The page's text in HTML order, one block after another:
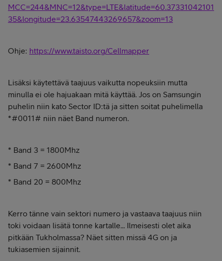
MCC=244&MNC=12&type=LTE&latitude=60.37331042101
35&longitude=23.63547443269657&zoom=13
Ohje: https://www.taisto.org/Cellmapper
Lisäksi käytettävä taajuus vaikutta nopeuksiin mutta
minulla ei ole hajuakaan mitä käyttää. Jos on Samsungin
puhelin niin kato Sector ID:tä ja sitten soitat puhelimella
*#0011# niin näet Band numeron.
* Band 3 = 1800Mhz
* Band 7 = 2600Mhz
* Band 20 = 800Mhz
Kerro tänne vain sektori numero ja vastaava taajuus niin
toki voidaan lisätä tonne kartalle... Ilmeisesti olet aika
pitkään Tukholmassa? Näet sitten missä 4G on ja
tukiasemien sijainnit.